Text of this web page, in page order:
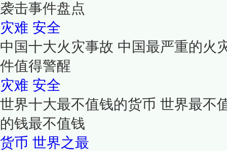
袭击事件盘点
灾难 安全
中国十大火灾事故 中国最严重的火
件值得警醒
灾难 安全
世界十大最不值钱的货币 世界最不
的钱最不值钱
货币 世界之最